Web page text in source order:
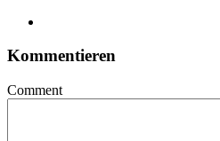
Kommentieren
Comment